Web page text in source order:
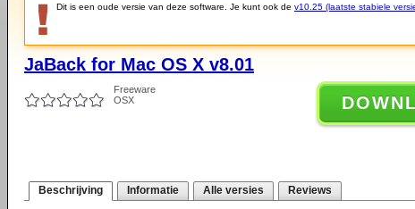
Dit is een oude versie van deze software. Je kunt ook de v10.25 (laatste stabiele
JaBack for Mac OS X v8.01
Freeware
OSX
Beschrijving Informatie Alle versies Reviews